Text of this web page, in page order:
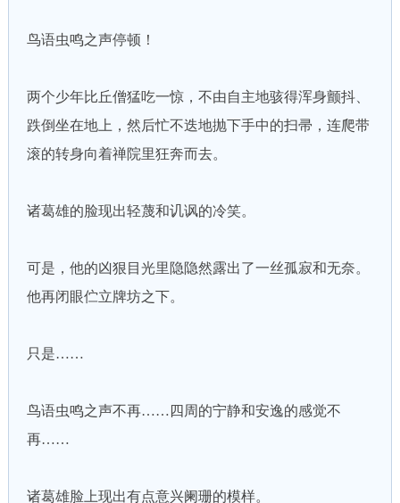
鸟语虫鸣之声停顿！
两个少年比丘僧猛吃一惊，不由自主地骇得浑身颤抖、
跌倒坐在地上，然后忙不迭地抛下手中的扫帚，连爬带
滚的转身向着禅院里狂奔而去。
诸葛雄的脸现出轻蔑和讥讽的冷笑。
可是，他的凶狠目光里隐隐然露出了一丝孤寂和无奈。
他再闭眼伫立牌坊之下。
只是……
鸟语虫鸣之声不再……四周的宁静和安逸的感觉不
再……
诸葛雄脸上现出有点意兴阑珊的模样。